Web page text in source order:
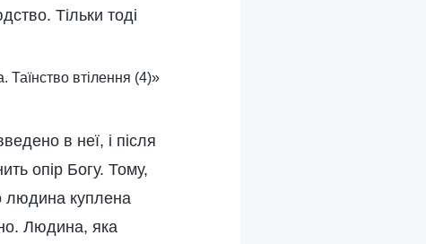
Тільки тоді
втілення (4)»
в неї, і після
опір Богу. Тому,
людина куплена
Людина, яка